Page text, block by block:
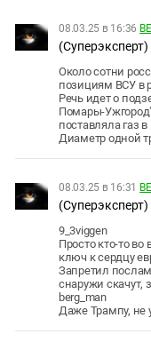
08.03.25 в 16:36
(Суперэксперт)
Около сотни
позициям ВСУ в
Речь идет о
Помары-
поставляла газ
Диаметр одной
08.03.25 в 16:31
(Суперэксперт)
9_3viggen
Просто кто-то во
ключ к сердцу
Запретил
снаружи скачут,
berg_man
Даже Трампу, не